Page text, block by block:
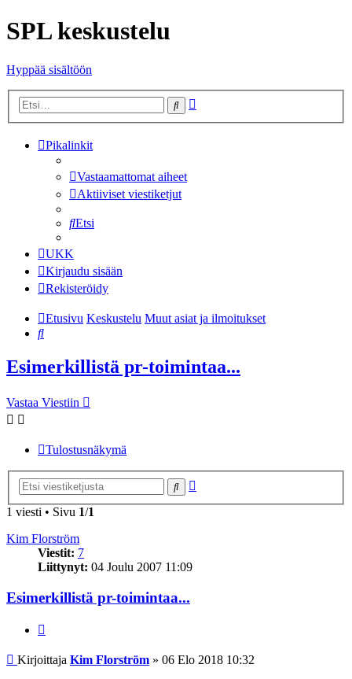
SPL keskustelu
Hyppää sisältöön
Etsi
Pikalinkit
Vastaamattomat aiheet
Aktiiviset viestiketjut
Etsi
UKK
Kirjaudu sisään
Rekisteröidy
Etusivu Keskustelu Muut asiat ja ilmoitukset
Etsi
Esimerkillistä pr-toimintaa...
Vastaa Viestiin
Tulostusnäkymä
Etsi
1 viesti • Sivu 1/1
Kim Florström
Viestit: 7
Liittynyt: 04 Joulu 2007 11:09
Esimerkillistä pr-toimintaa...
Viesti
Kirjoittaja Kim Florström » 06 Elo 2018 10:32